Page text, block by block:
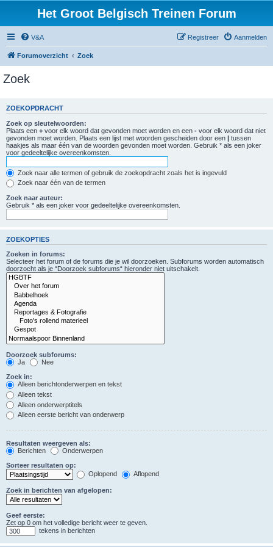
Het Groot Belgisch Treinen Forum
V&A Aanmelden
Registreer
Forumoverzicht Zoek
Zoek
ZOEKOPDRACHT
Zoek op sleutelwoorden:
Plaats een + voor elk woord dat gevonden moet worden en een - voor elk woord dat niet
gevonden moet worden. Plaats een lijst met woorden gescheiden door een | tussen
haakjes als maar één van de woorden gevonden moet worden. Gebruik * als een joker
voor gedeeltelijke overeenkomsten.
Zoek naar alle termen of gebruik de zoekopdracht zoals het is ingevuld
Zoek naar één van de termen
Zoek naar auteur:
Gebruik * als een joker voor gedeeltelijke overeenkomsten.
ZOEKOPTIES
Zoeken in forums:
Selecteer het forum of de forums die je wil doorzoeken. Subforums worden automatisch
doorzocht als je “Doorzoek subforums“ hieronder niet uitschakelt.
Doorzoek subforums:
Ja
Nee
Zoek in:
Alleen berichtonderwerpen en tekst
Alleen tekst
Alleen onderwerptitels
Alleen eerste bericht van onderwerp
Resultaten weergeven als:
Berichten
Onderwerpen
Sorteer resultaten op:
Oplopend
Aflopend
Zoek in berichten van afgelopen:
Geef eerste:
Zet op 0 om het volledige bericht weer te geven.
tekens in berichten